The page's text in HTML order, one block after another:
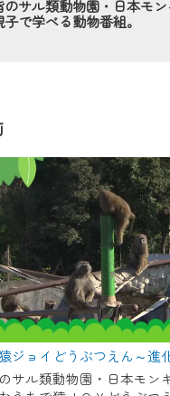
のサル類動物園・日本モ
で学べる動物番組。
ービスエリア20市
視聴いただけます！
のため、
テンツを除き、
ービスへの加入と
』へのログインが必
理解ご了承の程よ
す。
ージへのログインに
ます。
は、CCNet Web TV